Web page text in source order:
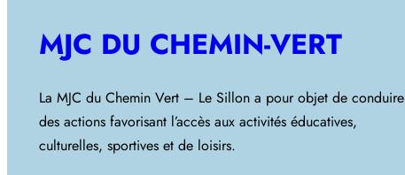
MJC DU CHEMIN-VERT
La MJC du Chemin Vert – Le Sillon a pour objet de conduire
des actions favorisant l’accès aux activités éducatives,
culturelles, sportives et de loisirs.